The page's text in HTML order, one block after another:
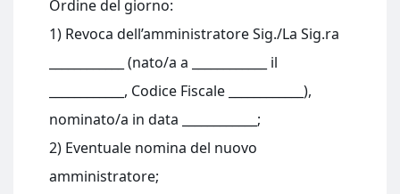
Ordine del giorno:
1) Revoca dell’amministratore Sig./La Sig.ra
____________ (nato/a a ____________ il
____________, Codice Fiscale ____________),
nominato/a in data ____________;
2) Eventuale nomina del nuovo
amministratore;